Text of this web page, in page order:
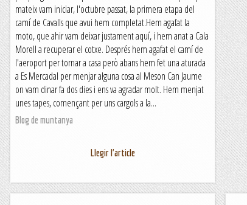
mateix vam iniciar, l'octubre passat, la primera etapa del
camí de Cavalls que avui hem completat.Hem agafat la
moto, que ahir vam deixar justament aquí, i hem anat a Cala
Morell a recuperar el cotxe. Després hem agafat el camí de
l'aeroport per tornar a casa però abans hem fet una aturada
a Es Mercadal per menjar alguna cosa al Meson Can Jaume
on vam dinar fa dos dies i ens va agradar molt. Hem menjat
unes tapes, començant per uns cargols a la...
Blog de muntanya
Llegir l'article